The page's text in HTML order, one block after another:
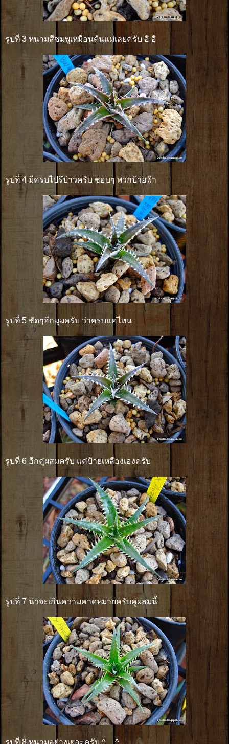
รูปที่ 3 หนามสีชมพูเหมือนต้นแม่เลยครับ อิ อิ
รูปที่ 4 มีครบไปรึป่าวครับ ชอบๆ พวกป้ายฟ้า
รูปที่ 5 ชัดๆอีกมุมครับ ว่าครบแค่ไหน
รูปที่ 6 อีกคู่ผสมครับ แค่ป้ายเหลืองเองครับ
รูปที่ 7 น่าจะเกินความคาดหมายครับคู่ผสมนี้
รูปที่ 8 หนามอย่างเยอะครับ ^__^